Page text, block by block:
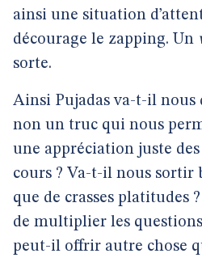
ainsi une situation
décourage le zapping. Un
sorte.
Ainsi Pujadas va-t-il nous
non un truc qui nous
une appréciation juste
cours ? Va-t-il nous sortir
que de crasses platitudes
de multiplier les
peut-il offrir autre chose